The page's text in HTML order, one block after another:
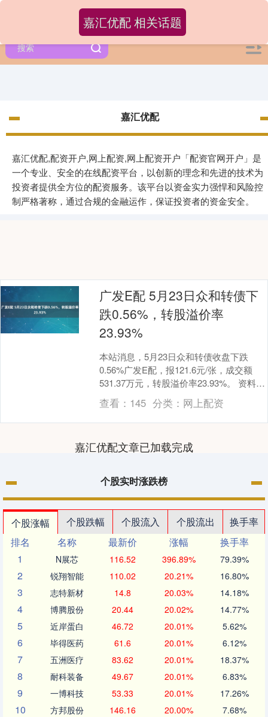
嘉汇优配
嘉汇优配,配资开户,网上配资,网上配资开户「配资官网开户」是
一个专业、安全的在线配资平台，以创新的理念和先进的技术为
投资者提供全方位的配资服务。该平台以资金实力强悍和风险控
制严格著称，通过合规的金融运作，保证投资者的资金安全。
嘉汇优配 相关话题
广发E配 5月23日众和转债下
跌0.56%，转股溢价率
23.93%
本站消息，5月23日众和转债收盘下跌
0.56%广发E配，报121.6元/张，成交额
531.37万元，转股溢价率23.93%。 资料显
示，众和转债信用级别为“AA....
查看： 145 分类： 网上配资
嘉汇优配文章已加载完成
个股实时涨跌榜
个股涨幅 个股跌幅 个股流入 个股流出
换手率
排名
名称 最新价 涨幅
换手率
1
N展芯 116.52 396.89% 79.39%
2 锐翔智能 110.02 20.21% 16.80%
3 志特新材 14.8 20.03% 14.18%
4 博腾股份 20.44 20.02% 14.77%
5 近岸蛋白 46.72 20.01% 5.62%
6 毕得医药 61.6 20.01% 6.12%
7 五洲医疗 83.62 20.01% 18.37%
8 耐科装备 49.67 20.01% 6.83%
9 一博科技 53.33 20.01% 17.26%
10 方邦股份 146.16 20.00% 7.68%